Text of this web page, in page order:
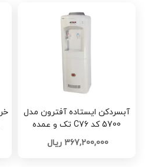
آبسردکن ایستاده آفترون مدل
5700 کد C76 تک و عمده
367,200,000 ریال